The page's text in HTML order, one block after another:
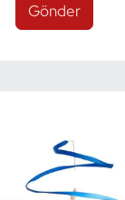
Gönder